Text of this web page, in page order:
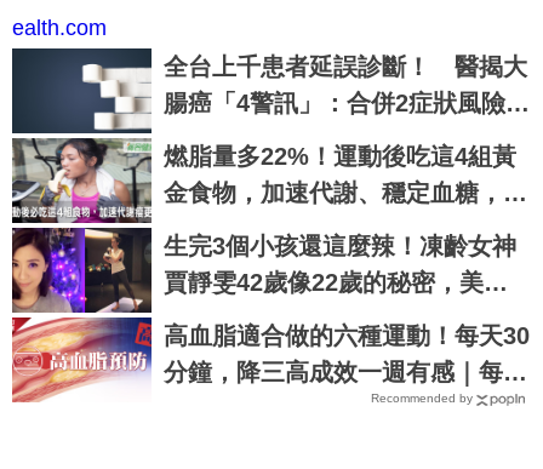
ealth.com
全台上千患者延誤診斷！ 醫揭大
腸癌「4警訊」：合併2症狀風險逾
2成
燃脂量多22%！運動後吃這4組黃
金食物，加速代謝、穩定血糖，免
挨餓更好瘦｜每日健康 Health
生完3個小孩還這麼辣！凍齡女神
賈靜雯42歲像22歲的秘密，美肌
瘦身就靠做好這3件事｜每日健康
Health
高血脂適合做的六種運動！每天30
分鐘，降三高成效一週有感｜每日
Recommended by